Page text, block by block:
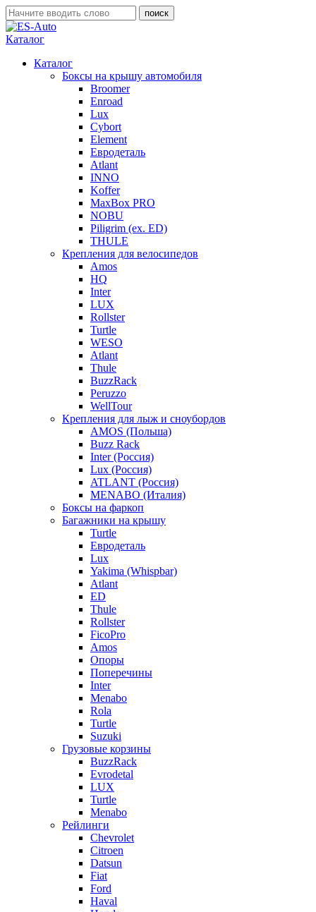
Каталог
Каталог
Боксы на крышу автомобиля
Broomer
Enroad
Lux
Cybort
Element
Евродеталь
Atlant
INNO
Koffer
MaxBox PRO
NOBU
Piligrim (ex. ED)
THULE
Крепления для велосипедов
Amos
HQ
Inter
LUX
Rollster
Turtle
WESO
Atlant
Thule
BuzzRack
Peruzzo
WellTour
Крепления для лыж и сноубордов
AMOS (Польша)
Buzz Rack
Inter (Россия)
Lux (Россия)
ATLANT (Россия)
MENABO (Италия)
Боксы на фаркоп
Багажники на крышу
Turtle
Евродеталь
Lux
Yakima (Whispbar)
Atlant
ED
Thule
Rollster
FicoPro
Amos
Опоры
Поперечины
Inter
Menabo
Rola
Turtle
Suzuki
Грузовые корзины
BuzzRack
Evrodetal
LUX
Turtle
Menabo
Рейлинги
Chevrolet
Citroen
Datsun
Fiat
Ford
Haval